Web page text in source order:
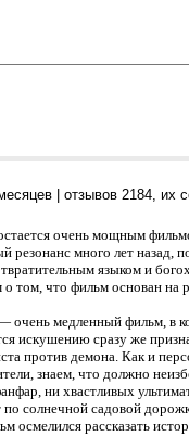
| отзывов 2184, их
очень мощным
резонанс много лет назад,
языком и
том, что фильм основан на
медленный фильм, в
искушению сразу же
против демона. Как и
знаем, что должно
ни хвастливых
солнечной садовой
осмелился рассказать